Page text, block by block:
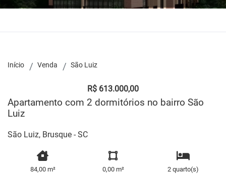
Início Venda São Luiz
R$ 613.000,00
Apartamento com 2 dormitórios no bairro São
Luiz
São Luiz, Brusque - SC
84,00 m² 0,00 m² 2 quarto(s)